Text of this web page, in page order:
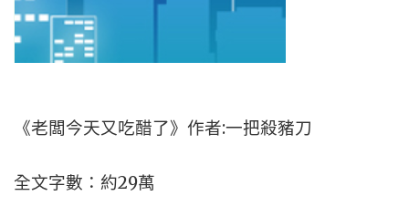
《老闆今天又吃醋了》作者:一把殺豬刀
全文字數：約29萬